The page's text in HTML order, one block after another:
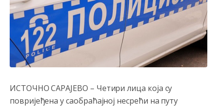
ИСТОЧНО САРАЈЕВО – Четири лица која су
повријеђена у саобраћајној несрећи на путу
Анонимно2808216 8/6/2026
1:42
Akò se prevede...manji umro nego sto se rodio.
Анонимно2806721 8/6/2026
Kuniocu ide q u guz...
reconquista